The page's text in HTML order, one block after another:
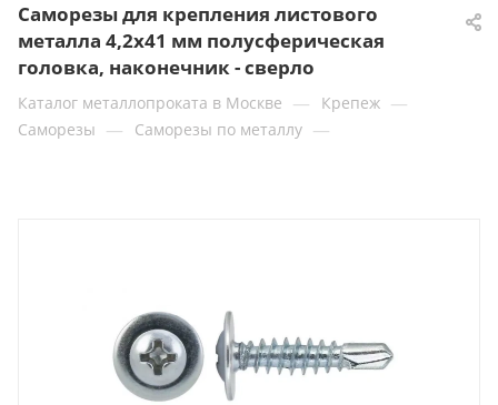
Саморезы для крепления листового
металла 4,2х41 мм полусферическая
головка, наконечник - сверло
Каталог металлопроката в Москве — Крепеж —
Саморезы — Саморезы по металлу —